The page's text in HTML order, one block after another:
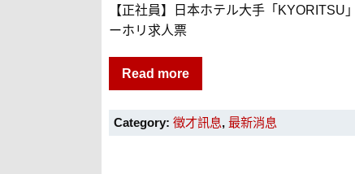
【正社員】日本ホテル大手「
ーホリ求人票
Read more
Category: 徵才訊息, 最新消息